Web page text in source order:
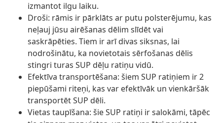
izmantot ilgu laiku.
Droši: rāmis ir pārklāts ar putu polsterējumu, kas
neļauj jūsu airēšanas dēlim slīdēt vai
saskrāpēties. Tiem ir arī divas siksnas, lai
nodrošinātu, ka novietotais sērfošanas dēlis
stingri turas SUP dēļu ratiņu vidū.
Efektīva transportēšana: šiem SUP ratiņiem ir 2
piepūšami riteņi, kas var efektīvāk un vienkāršāk
transportēt SUP dēli.
Vietas taupīšana: šie SUP ratiņi ir salokāmi, tāpēc